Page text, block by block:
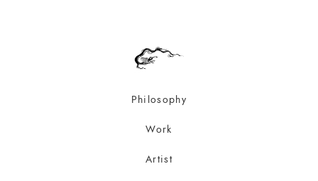
Philosophy
Work
Artist